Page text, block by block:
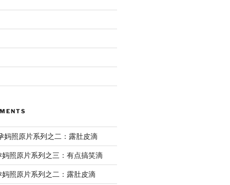
妈照原片系列之二：露肚皮滴
照原片系列之三：有点搞笑滴
照原片系列之二：露肚皮滴